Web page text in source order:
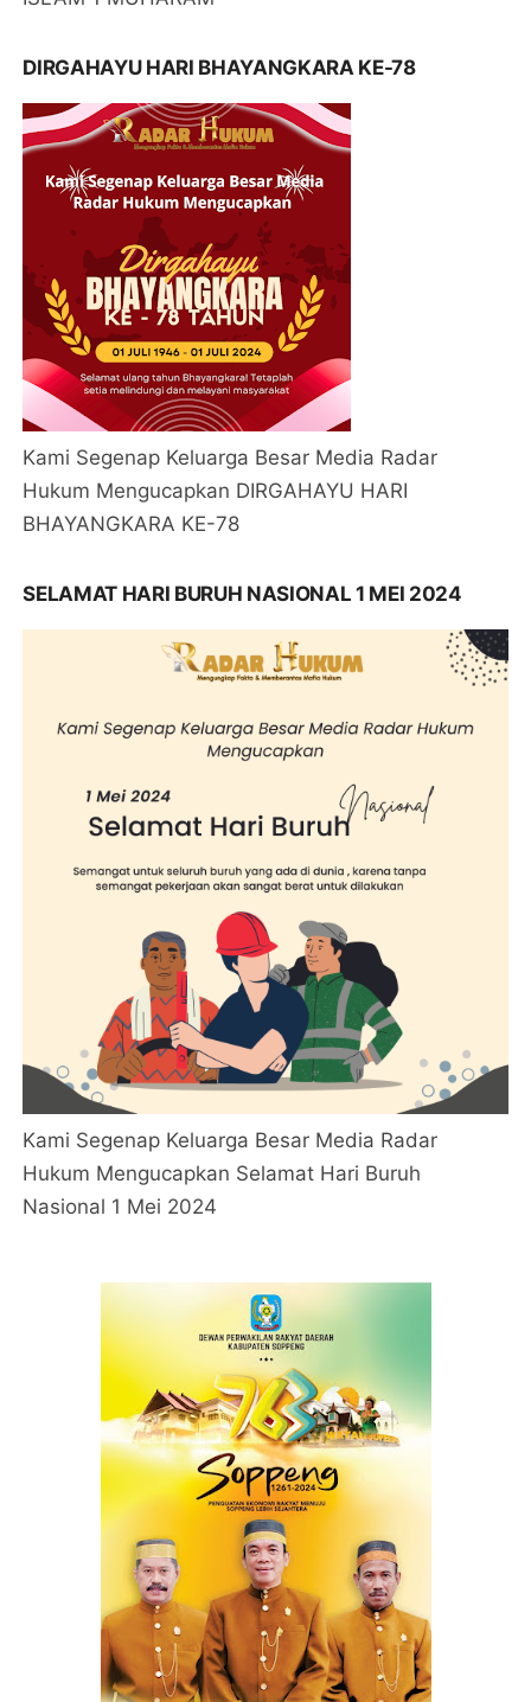
DIRGAHAYU HARI BHAYANGKARA KE-78
Kami Segenap Keluarga Besar Media Radar
Hukum Mengucapkan DIRGAHAYU HARI
BHAYANGKARA KE-78
SELAMAT HARI BURUH NASIONAL 1 MEI 2024
Kami Segenap Keluarga Besar Media Radar
Hukum Mengucapkan Selamat Hari Buruh
Nasional 1 Mei 2024